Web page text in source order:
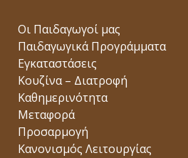
Οι Παιδαγωγοί μας
Παιδαγωγικά Προγράμματα
Εγκαταστάσεις
Κουζίνα – Διατροφή
Καθημερινότητα
Μεταφορά
Προσαρμογή
Κανονισμός Λειτουργίας